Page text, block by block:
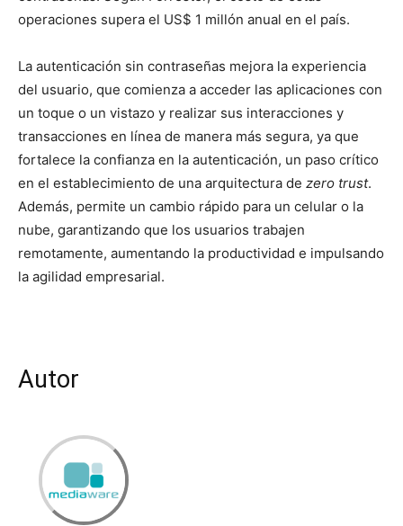
operaciones supera el US$ 1 millón anual en el país.
La autenticación sin contraseñas mejora la experiencia
del usuario, que comienza a acceder las aplicaciones con
un toque o un vistazo y realizar sus interacciones y
transacciones en línea de manera más segura, ya que
fortalece la confianza en la autenticación, un paso crítico
en el establecimiento de una arquitectura de zero trust.
Además, permite un cambio rápido para un celular o la
nube, garantizando que los usuarios trabajen
remotamente, aumentando la productividad e impulsando
la agilidad empresarial.
Autor